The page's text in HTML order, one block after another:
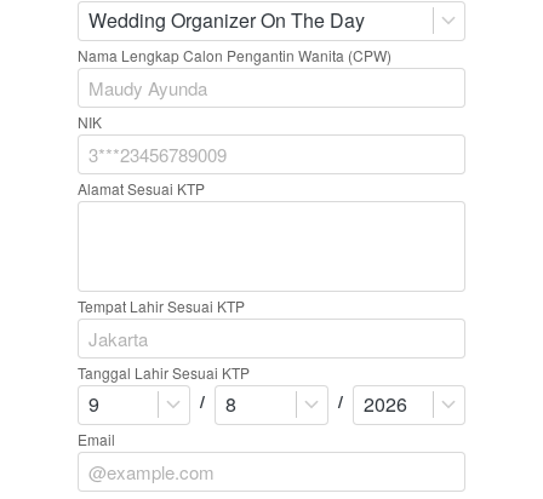
Wedding Organizer On The Day
Nama Lengkap Calon Pengantin Wanita (CPW)
NIK
Alamat Sesuai KTP
Tempat Lahir Sesuai KTP
Tanggal Lahir Sesuai KTP
9 / 8 / 2026
Email